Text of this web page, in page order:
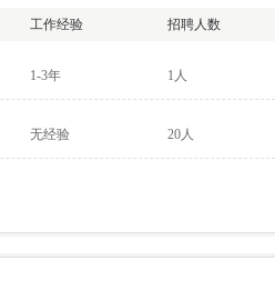
工作经验 招聘人数
1-3年 1人
无经验 20人